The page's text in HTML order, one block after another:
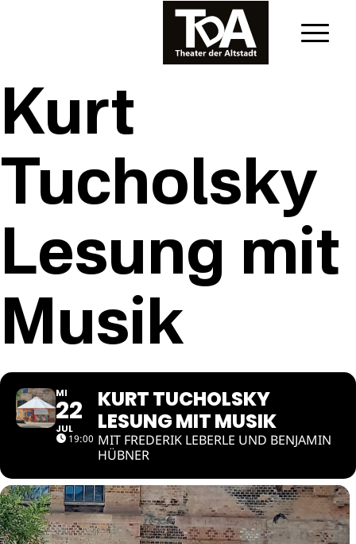
Kurt
Tucholsky
Lesung mit
Musik
MI
22
JUL
19:00
KURT TUCHOLSKY
LESUNG MIT MUSIK
MIT FREDERIK LEBERLE UND BENJAMIN
HÜBNER